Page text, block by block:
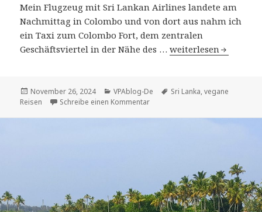
Mein Flugzeug mit Sri Lankan Airlines landete am
Nachmittag in Colombo und von dort aus nahm ich
ein Taxi zum Colombo Fort, dem zentralen
Geschäftsviertel in der Nähe des …Ein Ausflug nach Sri
weiterlesen
Veröffentlicht
am
November 26, 2024 Kategorien
VPAblog-De Tags
Sri Lanka,vegane
Reisen
Schreibe einen Kommentarzu Ein Ausflug nach Sri Lanka